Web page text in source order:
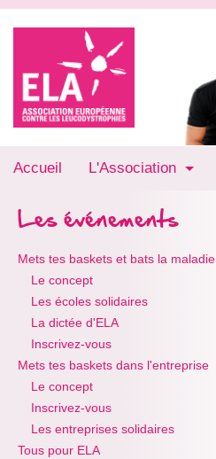
Accueil L'Association
Les événements
Mets tes baskets et bats la maladie
Le concept
Les écoles solidaires
La dictée d'ELA
Inscrivez-vous
Mets tes baskets dans l'entreprise
Le concept
Inscrivez-vous
Les entreprises solidaires
Tous pour ELA